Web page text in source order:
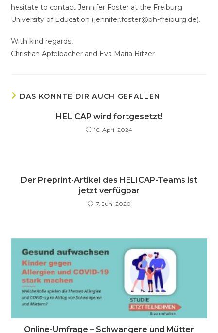
hesitate to contact Jennifer Foster at the Freiburg
University of Education (jennifer.foster@ph-freiburg.de).
With kind regards,
Christian Apfelbacher and Eva Maria Bitzer
DAS KÖNNTE DIR AUCH GEFALLEN
HELICAP wird fortgesetzt!
16. April 2024
Der Preprint-Artikel des HELICAP-Teams ist
jetzt verfügbar
7. Juni 2020
Online-Umfrage – Schwangere und Mütter